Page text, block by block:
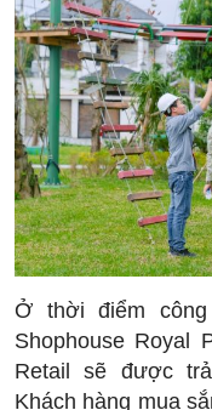
Ở thời điểm
Shophouse Royal
Retail sẽ được
Khách hàng mua